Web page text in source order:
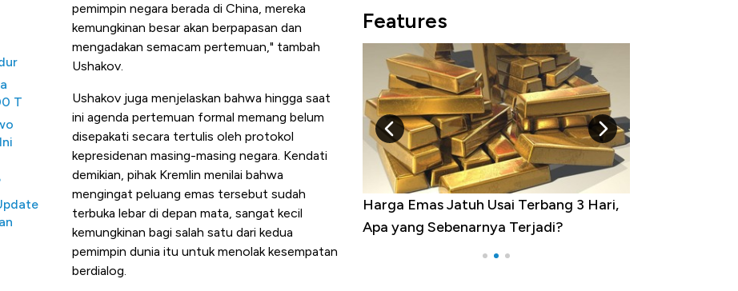
T
pemimpin negara berada di China, mereka
kemungkinan besar akan berpapasan dan
mengadakan semacam pertemuan," tambah
Ushakov.
Ushakov juga menjelaskan bahwa hingga saat
ini agenda pertemuan formal memang belum
disepakati secara tertulis oleh protokol
kepresidenan masing-masing negara. Kendati
demikian, pihak Kremlin menilai bahwa
mengingat peluang emas tersebut sudah
terbuka lebar di depan mata, sangat kecil
kemungkinan bagi salah satu dari kedua
pemimpin dunia itu untuk menolak kesempatan
berdialog.
Features
Harga Batu Bara Bangkit, Ada Kabar
Baik Buat Pengusaha RI
Harga Emas Jatuh Usai Terbang 3 Hari,
Apa yang Sebenarnya Terjadi?